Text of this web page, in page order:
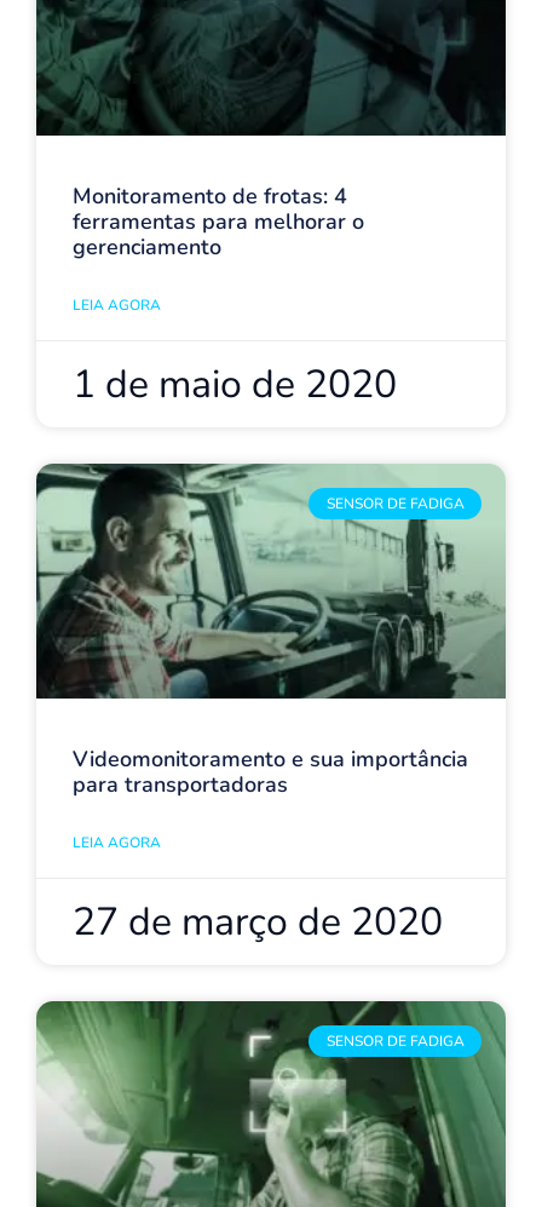
Monitoramento de frotas: 4
ferramentas para melhorar o
gerenciamento
LEIA AGORA
1 de maio de 2020
SENSOR DE FADIGA
Videomonitoramento e sua importância
para transportadoras
LEIA AGORA
27 de março de 2020
SENSOR DE FADIGA